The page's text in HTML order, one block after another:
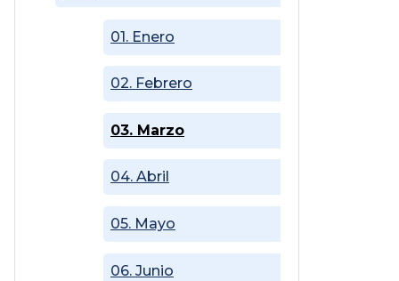
01. Enero
02. Febrero
03. Marzo
04. Abril
05. Mayo
06. Junio